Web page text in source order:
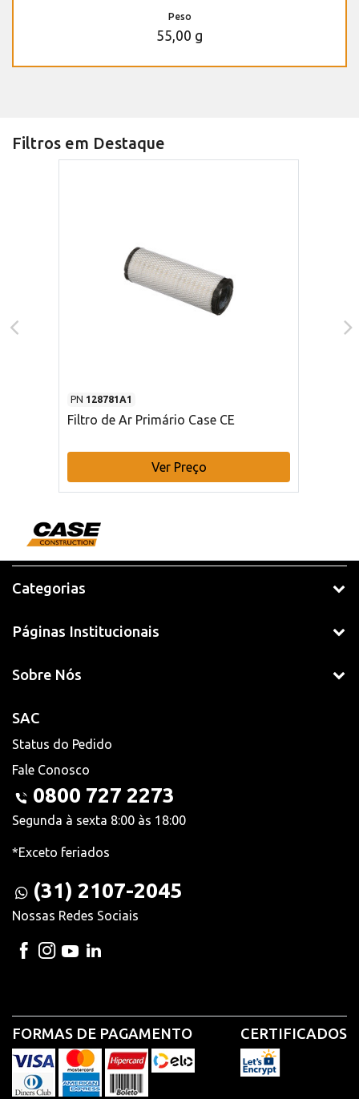
Peso
55,00 g
Filtros em Destaque
PN 128781A1
Filtro de Ar Primário Case CE
Ver Preço
Categorias
Páginas Institucionais
Sobre Nós
SAC
Status do Pedido
Fale Conosco
0800 727 2273
Segunda à sexta 8:00 às 18:00
*Exceto feriados
(31) 2107-2045
Nossas Redes Sociais
FORMAS DE PAGAMENTO CERTIFICADOS